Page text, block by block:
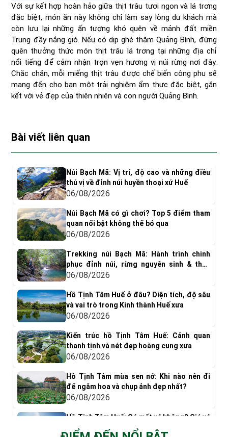
Với sự kết hợp hoàn hảo giữa thịt trâu tươi ngon và lá trơng
đặc biệt, món ăn này không chỉ làm say lòng du khách mà
còn lưu lại những ấn tượng khó quên về mảnh đất miền
Trung đầy nắng gió. Nếu có dịp ghé thăm Quảng Bình, đừng
quên thưởng thức món thịt trâu lá trơng tại những địa chỉ
nổi tiếng để cảm nhận trọn vẹn hương vị núi rừng nơi đây.
Chắc chắn, mỗi miếng thịt trâu được chế biến công phu sẽ
mang đến cho bạn một trải nghiệm ẩm thực đặc biệt, gắn
kết với vẻ đẹp của thiên nhiên và con người Quảng Bình.
Bài viết liên quan
Núi Bạch Mã: Vị trí, độ cao và những điều
thú vị về đỉnh núi huyền thoại xứ Huế
06/08/2026
Núi Bạch Mã có gì chơi? Top 5 điểm tham
quan nổi bật không thể bỏ qua
06/08/2026
Trekking núi Bạch Mã: Hành trình chinh
phục đỉnh núi, rừng nguyên sinh & thác
nước tuyệt đẹp
06/08/2026
Hồ Tịnh Tâm Huế ở đâu? Diện tích, độ sâu
và vai trò trong Kinh thành Huế xưa
06/08/2026
Kiến trúc hồ Tịnh Tâm Huế: Cảnh quan
thanh tịnh và nét đẹp hoàng cung xưa
06/08/2026
Hồ Tịnh Tâm mùa sen nở: Khi nào nên đi
để ngắm hoa và chụp ảnh đẹp nhất?
06/08/2026
Hồ Tịnh Tâm Huế: Có mất vé không? Giá vé
& Kinh nghiệm tham quan